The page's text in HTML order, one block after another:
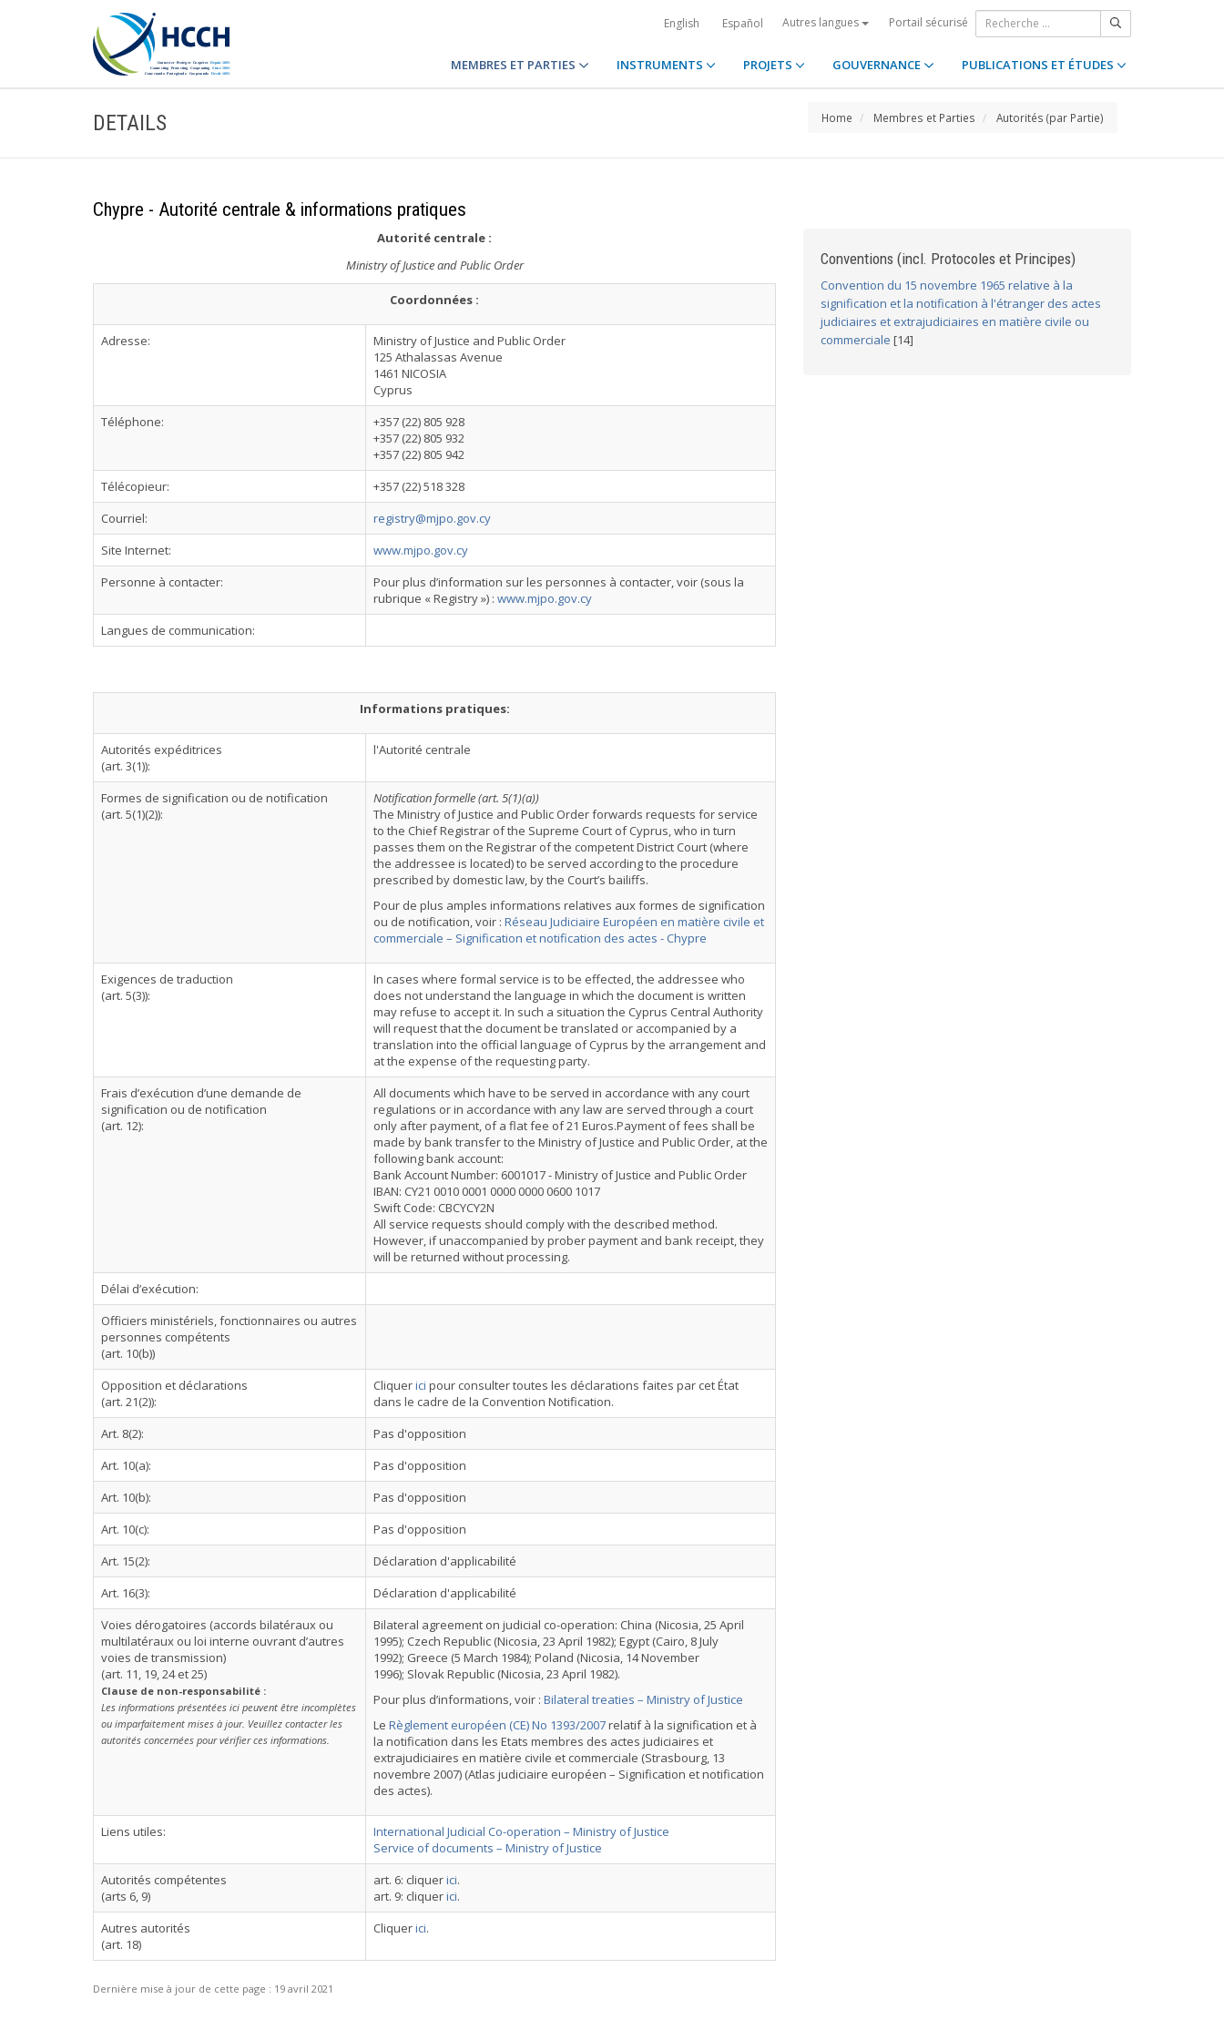
English Español Autres langues Portail sécurisé
MEMBRES ET PARTIES INSTRUMENTS PROJETS GOUVERNANCE PUBLICATIONS ET ÉTUDES
DETAILS Home Membres et Parties Autorités (par Partie)
Chypre - Autorité centrale & informations pratiques
Autorité centrale :
Ministry of Justice and Public Order
Coordonnées :
Adresse:
Ministry of Justice and Public Order
125 Athalassas Avenue
1461 NICOSIA
Cyprus
Téléphone:
+357 (22) 805 928
+357 (22) 805 932
+357 (22) 805 942
Télécopieur:
+357 (22) 518 328
Courriel:
registry@mjpo.gov.cy
Site Internet:
www.mjpo.gov.cy
Personne à contacter:
Pour plus d’information sur les personnes à contacter, voir (sous la
rubrique « Registry ») : www.mjpo.gov.cy
Langues de communication:
Informations pratiques:
Autorités expéditrices
(art. 3(1)):
l'Autorité centrale
Formes de signification ou de notification
(art. 5(1)(2)):
Notification formelle (art. 5(1)(a))
The Ministry of Justice and Public Order forwards requests for service
to the Chief Registrar of the Supreme Court of Cyprus, who in turn
passes them on the Registrar of the competent District Court (where
the addressee is located) to be served according to the procedure
prescribed by domestic law, by the Court’s bailiffs.
Pour de plus amples informations relatives aux formes de signification
ou de notification, voir : Réseau Judiciaire Européen en matière civile et
commerciale – Signification et notification des actes - Chypre
Exigences de traduction
(art. 5(3)):
In cases where formal service is to be effected, the addressee who
does not understand the language in which the document is written
may refuse to accept it. In such a situation the Cyprus Central Authority
will request that the document be translated or accompanied by a
translation into the official language of Cyprus by the arrangement and
at the expense of the requesting party.
Frais d’exécution d’une demande de
signification ou de notification
(art. 12):
All documents which have to be served in accordance with any court
regulations or in accordance with any law are served through a court
only after payment, of a flat fee of 21 Euros.Payment of fees shall be
made by bank transfer to the Ministry of Justice and Public Order, at the
following bank account:
Bank Account Number: 6001017 - Ministry of Justice and Public Order
IBAN: CY21 0010 0001 0000 0000 0600 1017
Swift Code: CBCYCY2N
All service requests should comply with the described method.
However, if unaccompanied by prober payment and bank receipt, they
will be returned without processing.
Délai d’exécution:
Officiers ministériels, fonctionnaires ou autres
personnes compétents
(art. 10(b))
Opposition et déclarations
(art. 21(2)):
Cliquerici pour consulter toutes les déclarations faites par cet État
dans le cadre de la Convention Notification.
Art. 8(2):
Pas d'opposition
Art. 10(a):
Pas d'opposition
Art. 10(b):
Pas d'opposition
Art. 10(c):
Pas d'opposition
Art. 15(2):
Déclaration d'applicabilité
Art. 16(3):
Déclaration d'applicabilité
Voies dérogatoires (accords bilatéraux ou
multilatéraux ou loi interne ouvrant d’autres
voies de transmission)
(art. 11, 19, 24 et 25)
Clause de non-responsabilité :
Les informations présentées ici peuvent être incomplètes
ou imparfaitement mises à jour. Veuillez contacter les
autorités concernées pour vérifier ces informations.
Bilateral agreement on judicial co-operation: China (Nicosia, 25 April
1995); Czech Republic (Nicosia, 23 April 1982); Egypt (Cairo, 8 July
1992); Greece (5 March 1984); Poland (Nicosia, 14 November
1996); Slovak Republic (Nicosia, 23 April 1982).
Pour plus d’informations, voir : Bilateral treaties – Ministry of Justice
Le Règlement européen (CE) No 1393/2007relatif à la signification et à
la notification dans les Etats membres des actes judiciaires et
extrajudiciaires en matière civile et commerciale (Strasbourg, 13
novembre 2007) (Atlas judiciaire européen – Signification et notification
des actes).
Liens utiles:
International Judicial Co-operation – Ministry of Justice
Service of documents – Ministry of Justice
Autorités compétentes
(arts 6, 9)
art. 6: cliquerici.
art. 9: cliquerici.
Autres autorités
(art. 18)
Cliquerici.
Dernière mise à jour de cette page : 19 avril 2021
Conventions (incl. Protocoles et Principes)
Convention du 15 novembre 1965 relative à la
signification et la notification à l'étranger des actes
judiciaires et extrajudiciaires en matière civile ou
commerciale [14]